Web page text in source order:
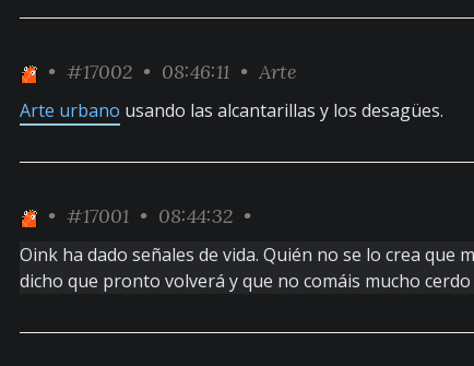
• #17002 • 08:46:11 • Arte
Arte urbano usando las alcantarillas y los desagües.
• #17001 • 08:44:32 •
Oink ha dado señales de vida. Quién no se lo crea que
dicho que pronto volverá y que no comáis mucho